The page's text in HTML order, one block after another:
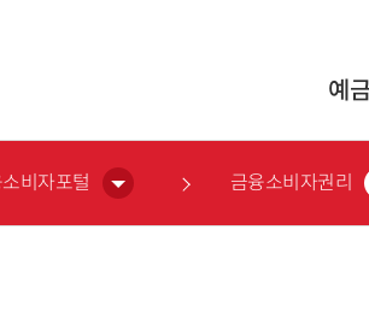
예
비자포털 금융소비자권리